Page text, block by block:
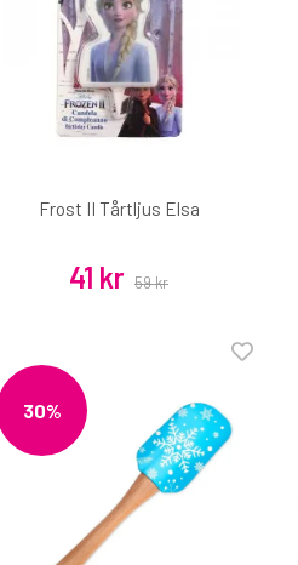
Frost II Tårtljus Elsa
41 kr 59 kr
30%